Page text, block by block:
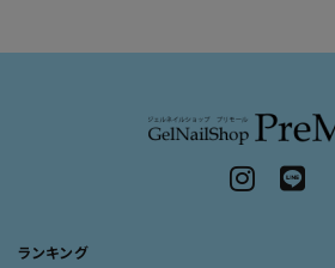
ランキング